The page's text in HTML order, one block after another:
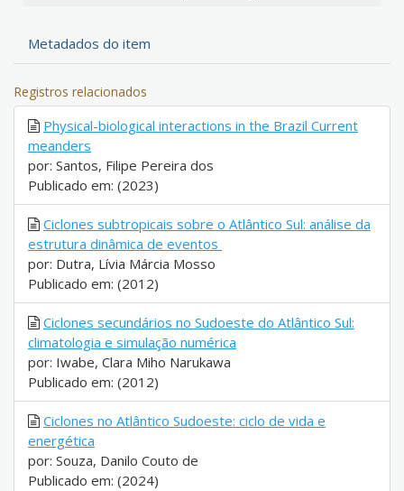
Metadados do item
Registros relacionados
Physical-biological interactions in the Brazil Current
meanders
por: Santos, Filipe Pereira dos
Publicado em: (2023)
Ciclones subtropicais sobre o Atlântico Sul: análise da
estrutura dinâmica de eventos
por: Dutra, Lívia Márcia Mosso
Publicado em: (2012)
Ciclones secundários no Sudoeste do Atlântico Sul:
climatologia e simulação numérica
por: Iwabe, Clara Miho Narukawa
Publicado em: (2012)
Ciclones no Atlântico Sudoeste: ciclo de vida e
energética
por: Souza, Danilo Couto de
Publicado em: (2024)